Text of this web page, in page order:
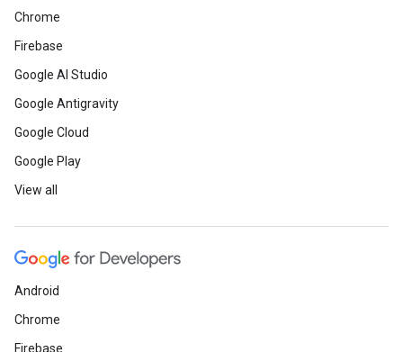
Chrome
Firebase
Google AI Studio
Google Antigravity
Google Cloud
Google Play
View all
Android
Chrome
Firebase